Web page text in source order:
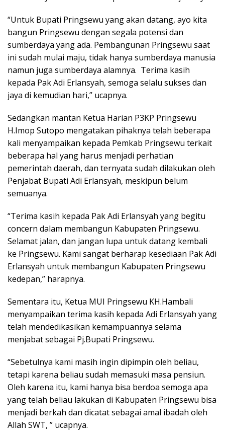
“Untuk Bupati Pringsewu yang akan datang, ayo kita
bangun Pringsewu dengan segala potensi dan
sumberdaya yang ada. Pembangunan Pringsewu saat
ini sudah mulai maju, tidak hanya sumberdaya manusia
namun juga sumberdaya alamnya. Terima kasih
kepada Pak Adi Erlansyah, semoga selalu sukses dan
jaya di kemudian hari,” ucapnya.
Sedangkan mantan Ketua Harian P3KP Pringsewu
H.Imop Sutopo mengatakan pihaknya telah beberapa
kali menyampaikan kepada Pemkab Pringsewu terkait
beberapa hal yang harus menjadi perhatian
pemerintah daerah, dan ternyata sudah dilakukan oleh
Penjabat Bupati Adi Erlansyah, meskipun belum
semuanya.
“Terima kasih kepada Pak Adi Erlansyah yang begitu
concern dalam membangun Kabupaten Pringsewu.
Selamat jalan, dan jangan lupa untuk datang kembali
ke Pringsewu. Kami sangat berharap kesediaan Pak Adi
Erlansyah untuk membangun Kabupaten Pringsewu
kedepan,” harapnya.
Sementara itu, Ketua MUI Pringsewu KH.Hambali
menyampaikan terima kasih kepada Adi Erlansyah yang
telah mendedikasikan kemampuannya selama
menjabat sebagai Pj.Bupati Pringsewu.
“Sebetulnya kami masih ingin dipimpin oleh beliau,
tetapi karena beliau sudah memasuki masa pensiun.
Oleh karena itu, kami hanya bisa berdoa semoga apa
yang telah beliau lakukan di Kabupaten Pringsewu bisa
menjadi berkah dan dicatat sebagai amal ibadah oleh
Allah SWT, ” ucapnya.